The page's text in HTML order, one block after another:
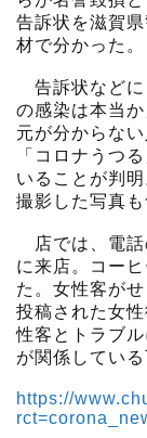
告訴状を滋賀
材で分かった。
告訴状などに
の感染は本当
元が分からな
「コロナうつ
いることが判
撮影した写真も
店では、電話
に来店。コー
た。女性客が
投稿された女
性客とトラブ
が関係してい
https://